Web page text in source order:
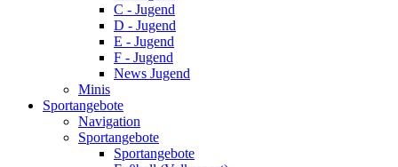
C - Jugend
D - Jugend
E - Jugend
F - Jugend
News Jugend
Minis
Sportangebote
Navigation
Sportangebote
Sportangebote